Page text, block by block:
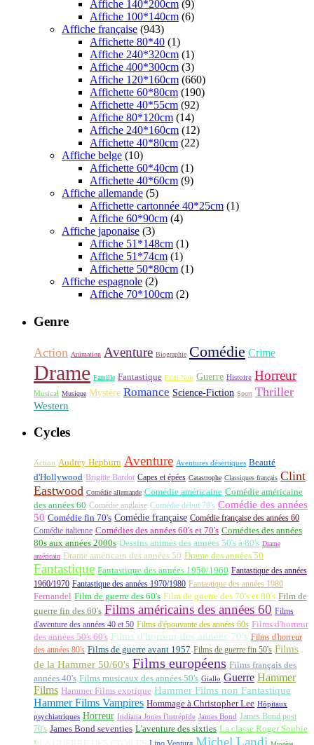
Affiche 140*200cm (9)
Affiche 100*140cm (6)
Affiche française (943)
Affichette 80*40 (1)
Affiche 240*320cm (1)
Affiche 400*300cm (3)
Affiche 120*160cm (660)
Affichette 60*80cm (190)
Affichette 40*55cm (92)
Affiche 80*120cm (14)
Affiche 240*160cm (12)
Affichette 40*80cm (22)
Affiche belge (10)
Affichette 60*40cm (1)
Affichette 40*60cm (9)
Affiche allemande (5)
Affichette cartonnée 40*25cm (1)
Affiche 60*90cm (4)
Affiche japonaise (3)
Affiche 51*148cm (1)
Affiche 51*74cm (1)
Affichette 50*80cm (1)
Affiche espagnole (2)
Affiche 70*100cm (2)
Genre
Action Animation Aventure Biographie Comédie Crime
Drame Famille Fantastique Film-Noir Guerre Histoire Horreur
Musical Musique Mystère Romance Science-Fiction Sport Thriller
Western
Cycles
Action Audrey Hepburn Aventure Aventures désertiques Beauté
d'Hollywood Brigitte Bardot Capes et épées Catastrophe Classiques français Clint
Eastwood Comédie allemande Comédie américaine Comédie américaine
des années 60 Comédie anglaise Comédie début 70's Comédie des années
50 Comédie fin 70's Comédie française Comédie française des années 60
Comédie italienne Comédies des années 60's et 70's Comédies des années
80s aux années 2000s Dessins animés des années 50's à 80's Drame
américain
Drame américain des années 50 Drame des années 50
Fantastique Fantastique des années 1950/1960 Fantastique des années
1960/1970 Fantastique des années 1970/1980 Fantastique des années 1980
Fernandel Film de guerre des 60's Film de guerre des 70's et 80's Film de
guerre fin des 60's Films américains des années 60 Films
d'aventure des années 40 et 50 Films d'épouvante des années 60s Films d'horreur
des années 50's 60's Films d'horreur des années 70's Films d'horreur
des années 80's Films de guerre avant 1957 Films de guerre fin 50's Films
de la Hammer 50/60's Films européens Films français des
années 40's Films musicaux des années 50's Giallo Guerre Hammer
Films Hammer Films exotique Hammer Films non Fantastique
Hammer Films Vampires Hommage à Christopher Lee Hôpitaux
psychiatriques Horreur Indiana Jones l'intrépide James Bond James Bond post
70's James Bond seventies L'aventure des sixties La classe Roger Soubie
Michel Landi